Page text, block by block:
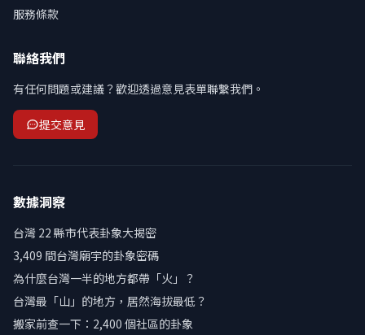
服務條款
聯絡我們
有任何問題或建議？歡迎透過意見表單聯繫我們。
提交意見
數據洞察
台灣 22 縣市代表卦象大揭密
3,409 間台灣廟宇的卦象密碼
為什麼台灣一半的地方都帶「火」？
台灣最「山」的地方，居然海拔最低？
搬家前查一下：2,400 個社區的卦象